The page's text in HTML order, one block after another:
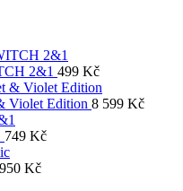
2&1 499 Kč
Violet Edition 8 599 Kč
749 Kč
950 Kč